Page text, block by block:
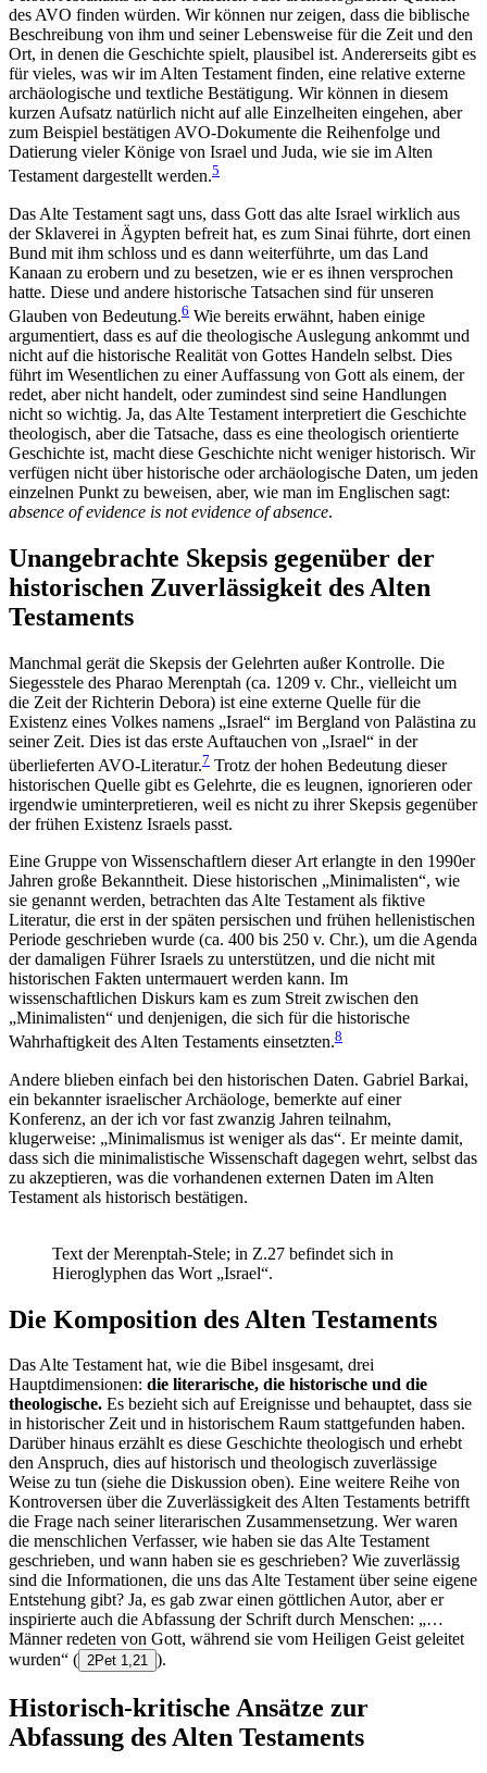
des AVO finden würden. Wir können nur zeigen, dass die biblische
Beschreibung von ihm und seiner Lebensweise für die Zeit und den
Ort, in denen die Geschichte spielt, plausibel ist. Andererseits gibt es
für vieles, was wir im Alten Testament finden, eine relative externe
archäologische und textliche Bestätigung. Wir können in diesem
kurzen Aufsatz natürlich nicht auf alle Einzelheiten eingehen, aber
zum Beispiel bestätigen AVO-Dokumente die Reihenfolge und
Datierung vieler Könige von Israel und Juda, wie sie im Alten
Testament dargestellt werden.5
Das Alte Testament sagt uns, dass Gott das alte Israel wirklich aus
der Sklaverei in Ägypten befreit hat, es zum Sinai führte, dort einen
Bund mit ihm schloss und es dann weiterführte, um das Land
Kanaan zu erobern und zu besetzen, wie er es ihnen versprochen
hatte. Diese und andere historische Tatsachen sind für unseren
Glauben von Bedeutung.6 Wie bereits erwähnt, haben einige
argumentiert, dass es auf die theologische Auslegung ankommt und
nicht auf die historische Realität von Gottes Handeln selbst. Dies
führt im Wesentlichen zu einer Auffassung von Gott als einem, der
redet, aber nicht handelt, oder zumindest sind seine Handlungen
nicht so wichtig. Ja, das Alte Testament interpretiert die Geschichte
theologisch, aber die Tatsache, dass es eine theologisch orientierte
Geschichte ist, macht diese Geschichte nicht weniger historisch. Wir
verfügen nicht über historische oder archäologische Daten, um jeden
einzelnen Punkt zu beweisen, aber, wie man im Englischen sagt:
absence of evidence is not evidence of absence.
Unangebrachte Skepsis gegenüber der
historischen Zuverlässigkeit des Alten
Testaments
Manchmal gerät die Skepsis der Gelehrten außer Kontrolle. Die
Siegesstele des Pharao Merenptah (ca. 1209 v. Chr., vielleicht um
die Zeit der Richterin Debora) ist eine externe Quelle für die
Existenz eines Volkes namens „Israel“ im Bergland von Palästina zu
seiner Zeit. Dies ist das erste Auftauchen von „Israel“ in der
überlieferten AVO-Literatur.7 Trotz der hohen Bedeutung dieser
historischen Quelle gibt es Gelehrte, die es leugnen, ignorieren oder
irgendwie uminterpretieren, weil es nicht zu ihrer Skepsis gegenüber
der frühen Existenz Israels passt.
Eine Gruppe von Wissenschaftlern dieser Art erlangte in den 1990er
Jahren große Bekanntheit. Diese historischen „Minimalisten“, wie
sie genannt werden, betrachten das Alte Testament als fiktive
Literatur, die erst in der späten persischen und frühen hellenistischen
Periode geschrieben wurde (ca. 400 bis 250 v. Chr.), um die Agenda
der damaligen Führer Israels zu unterstützen, und die nicht mit
historischen Fakten untermauert werden kann. Im
wissenschaftlichen Diskurs kam es zum Streit zwischen den
„Minimalisten“ und denjenigen, die sich für die historische
Wahrhaftigkeit des Alten Testaments einsetzten.8
Andere blieben einfach bei den historischen Daten. Gabriel Barkai,
ein bekannter israelischer Archäologe, bemerkte auf einer
Konferenz, an der ich vor fast zwanzig Jahren teilnahm,
klugerweise: „Minimalismus ist weniger als das“. Er meinte damit,
dass sich die minimalistische Wissenschaft dagegen wehrt, selbst das
zu akzeptieren, was die vorhandenen externen Daten im Alten
Testament als historisch bestätigen.
Text der Merenptah-Stele; in Z.27 befindet sich in
Hieroglyphen das Wort „Israel“.
Die Komposition des Alten Testaments
Das Alte Testament hat, wie die Bibel insgesamt, drei
Hauptdimensionen: die literarische, die historische und die
theologische. Es bezieht sich auf Ereignisse und behauptet, dass sie
in historischer Zeit und in historischem Raum stattgefunden haben.
Darüber hinaus erzählt es diese Geschichte theologisch und erhebt
den Anspruch, dies auf historisch und theologisch zuverlässige
Weise zu tun (siehe die Diskussion oben). Eine weitere Reihe von
Kontroversen über die Zuverlässigkeit des Alten Testaments betrifft
die Frage nach seiner literarischen Zusammensetzung. Wer waren
die menschlichen Verfasser, wie haben sie das Alte Testament
geschrieben, und wann haben sie es geschrieben? Wie zuverlässig
sind die Informationen, die uns das Alte Testament über seine eigene
Entstehung gibt? Ja, es gab zwar einen göttlichen Autor, aber er
inspirierte auch die Abfassung der Schrift durch Menschen: „…
Männer redeten von Gott, während sie vom Heiligen Geist geleitet
wurden“ ( 2Pet 1,21 ).
Historisch-kritische Ansätze zur
Abfassung des Alten Testaments